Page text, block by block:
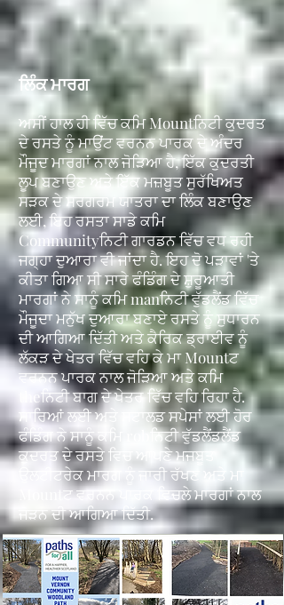
ਲਿੰਕ ਮਾਰਗ
ਅਸੀਂ ਹਾਲ ਹੀ ਵਿੱਚ ਕਮਿ Mountਨਿਟੀ ਕੁਦਰਤ
ਦੇ ਰਸਤੇ ਨੂੰ ਮਾਉਂਟ ਵਰਨਨ ਪਾਰਕ ਦੇ ਅੰਦਰ
ਮੌਜੂਦ ਮਾਰਗਾਂ ਨਾਲ ਜੋੜਿਆ ਹੈ, ਇੱਕ ਕੁਦਰਤੀ
ਲੂਪ ਬਣਾਉਣ ਅਤੇ ਇੱਕ ਮਜ਼ਬੂਤ ਸੁਰੱਖਿਅਤ
ਸੜਕ ਦੇ ਸਰਗਰਮ ਯਾਤਰਾ ਦਾ ਲਿੰਕ ਬਣਾਉਣ
ਲਈ, ਇਹ ਰਸਤਾ ਸਾਡੇ ਕਮਿ
Communityਨਿਟੀ ਗਾਰਡਨ ਵਿੱਚ ਵਧ ਰਹੀ
ਜਗ੍ਹਾ ਦੁਆਰਾ ਵੀ ਜਾਂਦਾ ਹੈ. ਇਹ ਦੋ ਪੜਾਵਾਂ 'ਤੇ
ਕੀਤਾ ਗਿਆ ਸੀ ਸਾਰੇ ਫੰਡਿੰਗ ਦੇ ਸ਼ੁਰੂਆਤੀ
ਮਾਰਗਾਂ ਨੇ ਸਾਨੂੰ ਕਮਿ manਨਿਟੀ ਵੁੱਡਲੈਂਡ ਵਿੱਚ
ਮੌਜੂਦਾ ਮਨੁੱਖ ਦੁਆਰਾ ਬਣਾਏ ਰਸਤੇ ਨੂੰ ਸੁਧਾਰਨ
ਦੀ ਆਗਿਆ ਦਿੱਤੀ ਅਤੇ ਕੈਰਿਕ ਡ੍ਰਾਈਵ ਨੂੰ
ਲੱਕੜ ਦੇ ਖੇਤਰ ਵਿੱਚ ਵਹਿ ਕੇ ਮਾ Mountਟ
ਵਰਨਨ ਪਾਰਕ ਨਾਲ ਜੋੜਿਆ ਅਤੇ ਕਮਿ
theਨਿਟੀ ਬਾਗ ਦੇ ਖੇਤਰ ਵਿੱਚ ਵਹਿ ਰਿਹਾ ਹੈ.
ਸਾਰਿਆਂ ਲਈ ਅਤੇ ਸਟਾਲਡ ਸਪੇਸਾਂ ਲਈ ਹੋਰ
ਫੰਡਿੰਗ ਨੇ ਸਾਨੂੰ ਕਮਿ robਨਿਟੀ ਵੁੱਡਲੈਂਡਲੈਂਡ
ਕੁਦਰਤ ਦੇ ਰਸਤੇ ਵਿਚ ਆਪਣੇ ਮਜਬੂਤ
ਉਲਟੀਟਰੇਕ ਮਾਰਗ ਨੂੰ ਜਾਰੀ ਰੱਖਣ ਅਤੇ ਮਾ
Mountਟ ਵਰਨਨ ਪਾਰਕ ਵਿਚਲੇ ਮਾਰਗਾਂ ਨਾਲ
ਜੋੜਨ ਦੀ ਆਗਿਆ ਦਿੱਤੀ.